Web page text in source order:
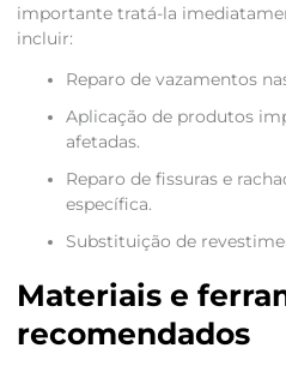
importante tratá-la
incluir:
Reparo de vazamentos
Aplicação de produtos
afetadas.
Reparo de fissuras e
específica.
Substituição de
Materiais e
recomendados